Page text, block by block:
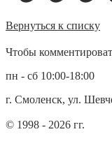
Вернуться к списку
Чтобы
пн - сб 10:00-18:00
г. Смоленск, ул.
© 1998 - 2026 гг.